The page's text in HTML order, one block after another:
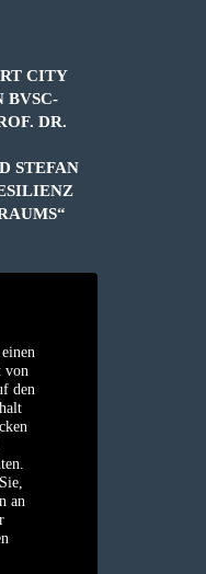
CITY
BVSC-
DR.
STEFAN
von
den
an